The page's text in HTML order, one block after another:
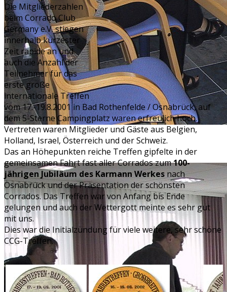
Die Mitgliederzahlen
beim Corrado Club
Germany e.V. stiegen
innerhalb kürzester
Zeit rapide an und
auch die Anzahl der
Teilnehmer für das
erste große
internationale Treffen
vom 17.-19.8.2001 in Bad Rothenfelde / Osnabrück, auf
dem 5-Sterne Campingplatz waren erfreulich hoch.
Vertreten waren Mitglieder und Gäste aus Belgien,
Holland, Israel, Österreich und der Schweiz.
Das an Höhepunkten reiche Treffen gipfelte in der
gemeinsamen Fahrt fast aller Corrados zum100-
jährigen Jubiläum des Karmann Werkesnach
Osnabrück und der Präsentation der schönsten
Corrados. Das Treffen war von Anfang bis Ende
gelungen und auch der Wettergott meinte es sehr gut
mit uns.
Dies war die Initialzündung für viele weitere, sehr schöne
CCG-Treffen.